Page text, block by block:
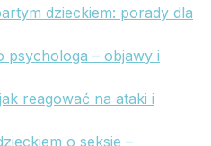
dzieckiem: porady dla
psychologa – objawy i
reagować na ataki i
o seksie –